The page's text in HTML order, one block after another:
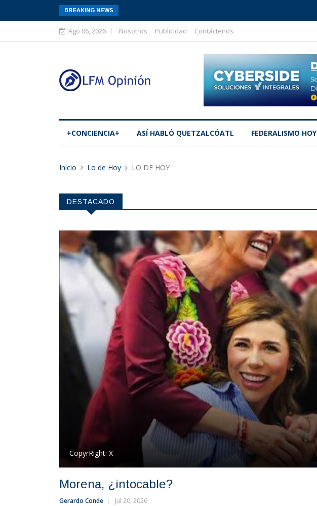
BREAKING NEWS
Ago 06, 2026 Nosotros Publicidad Contáctenos
+CONCIENCIA+ ASÍ­ HABLÓ QUETZALCÓATL FEDERALISMO HOY
Inicio Lo de Hoy LO DE HOY
DESTACADO
CopyrRight: X
Morena, ¿intocable?
Gerardo Conde Jul 20, 2026